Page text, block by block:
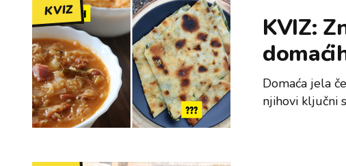
KVIZ
KVIZ:
Domaća jela
njihovi ključni